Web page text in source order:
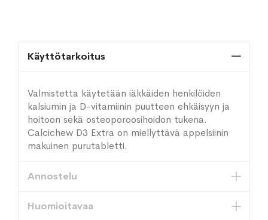
Käyttötarkoitus
Valmistetta käytetään iäkkäiden henkilöiden
kalsiumin ja D-vitamiinin puutteen ehkäisyyn ja
hoitoon sekä osteoporoosihoidon tukena.
Calcichew D3 Extra on miellyttävä appelsiinin
makuinen purutabletti.
Annostelu
Huomioitavaa